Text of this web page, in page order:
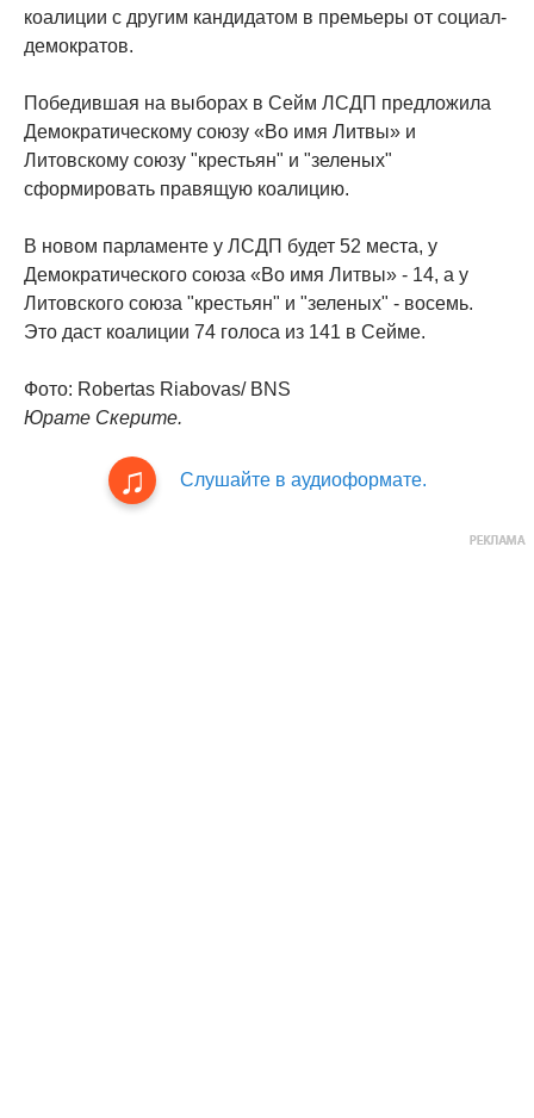
коалиции с другим кандидатом в премьеры от социал-
демократов.
Победившая на выборах в Сейм ЛСДП предложила
Демократическому союзу «Во имя Литвы» и
Литовскому союзу "крестьян" и "зеленых"
сформировать правящую коалицию.
В новом парламенте у ЛСДП будет 52 места, у
Демократического союза «Во имя Литвы» - 14, а у
Литовского союза "крестьян" и "зеленых" - восемь.
Это даст коалиции 74 голоса из 141 в Сейме.
Фото: Robertas Riabovas/ BNS
Юрате Скерите.
Слушайте в аудиоформате.